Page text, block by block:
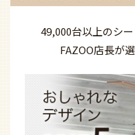
49,000台以上のシ
FAZOO店長が